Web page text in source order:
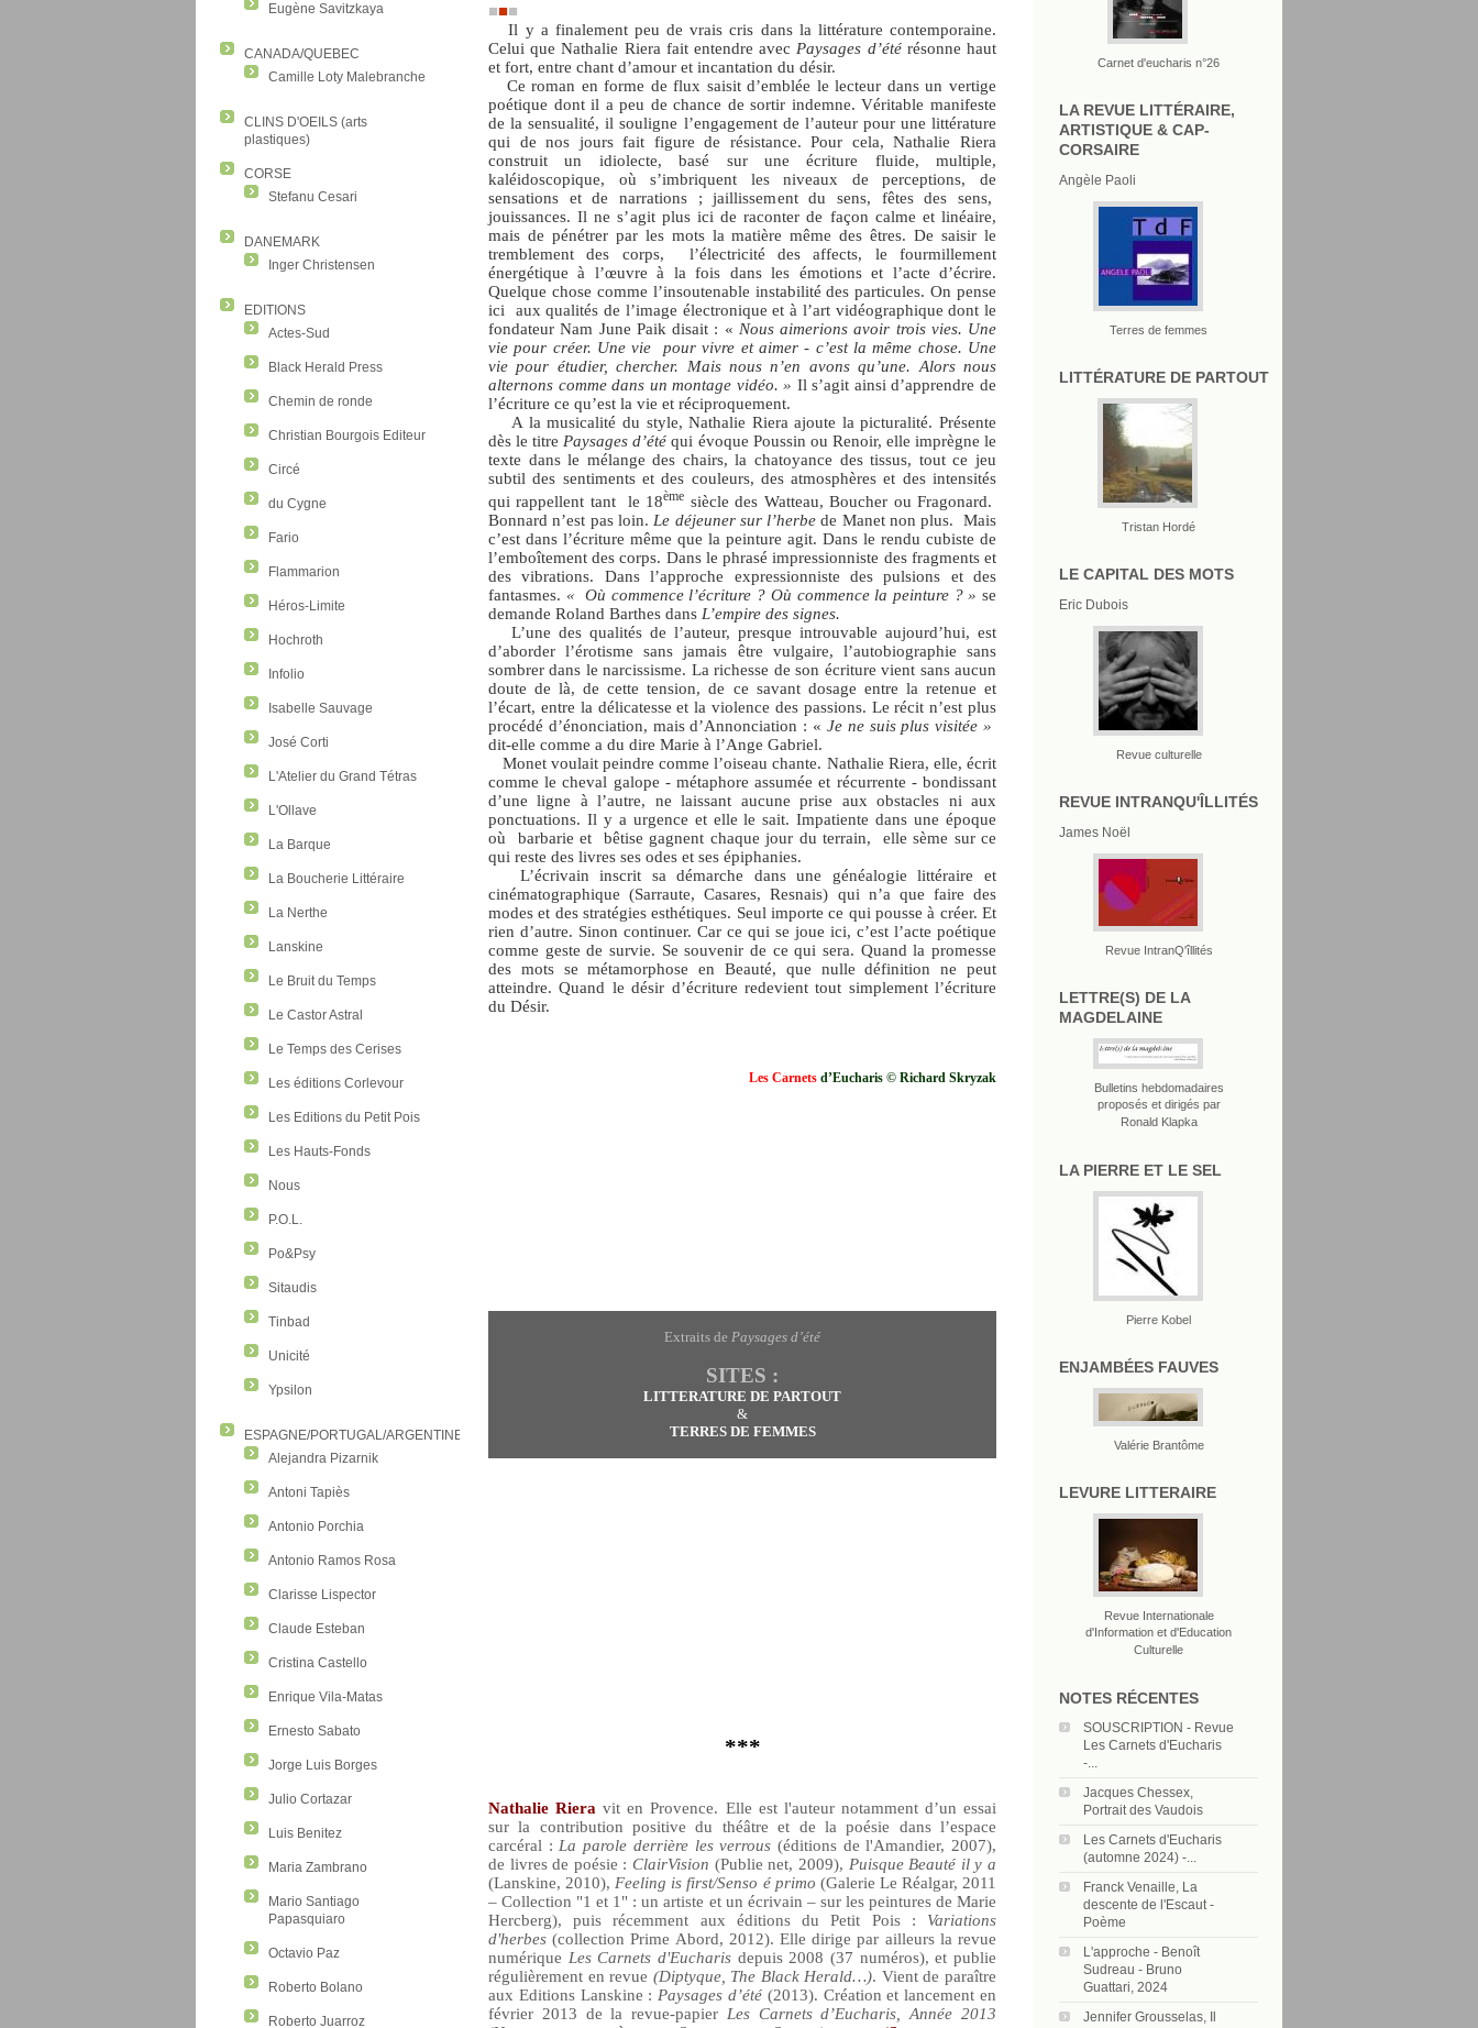
Eugène Savitzkaya
CANADA/QUEBEC
Camille Loty Malebranche
CLINS D'OEILS (arts
plastiques)
CORSE
Stefanu Cesari
DANEMARK
Inger Christensen
EDITIONS
Actes-Sud
Black Herald Press
Chemin de ronde
Christian Bourgois Editeur
Circé
du Cygne
Fario
Flammarion
Héros-Limite
Hochroth
Infolio
Isabelle Sauvage
José Corti
L'Atelier du Grand Tétras
L'Ollave
La Barque
La Boucherie Littéraire
La Nerthe
Lanskine
Le Bruit du Temps
Le Castor Astral
Le Temps des Cerises
Les éditions Corlevour
Les Editions du Petit Pois
Les Hauts-Fonds
Nous
P.O.L.
Po&Psy
Sitaudis
Tinbad
Unicité
Ypsilon
ESPAGNE/PORTUGAL/ARGENTINE/COLOMBIE
Alejandra Pizarnik
Antoni Tapiès
Antonio Porchia
Antonio Ramos Rosa
Clarisse Lispector
Claude Esteban
Cristina Castello
Enrique Vila-Matas
Ernesto Sabato
Jorge Luis Borges
Julio Cortazar
Luis Benitez
Maria Zambrano
Mario Santiago
Papasquiaro
Octavio Paz
Roberto Bolano
Roberto Juarroz
Carnet d'eucharis n°26
LA REVUE LITTÉRAIRE,
ARTISTIQUE & CAP-
CORSAIRE
Angèle Paoli
Terres de femmes
LITTÉRATURE DE PARTOUT
Tristan Hordé
LE CAPITAL DES MOTS
Eric Dubois
Revue culturelle
REVUE INTRANQU'ÎLLITÉS
James Noël
Revue IntranQ'îllités
LETTRE(S) DE LA
MAGDELAINE
Bulletins hebdomadaires
proposés et dirigés par
Ronald Klapka
LA PIERRE ET LE SEL
Pierre Kobel
ENJAMBÉES FAUVES
Valérie Brantôme
LEVURE LITTERAIRE
Revue Internationale
d'Information et d'Education
Culturelle
NOTES RÉCENTES
SOUSCRIPTION - Revue
Les Carnets d'Eucharis
-...
Jacques Chessex,
Portrait des Vaudois
Les Carnets d'Eucharis
(automne 2024) -...
Franck Venaille, La
descente de l'Escaut -
Poème
L'approche - Benoît
Sudreau - Bruno
Guattari, 2024
Jennifer Grousselas, Il
■■■
Il y a finalement peu de vrais cris dans la littérature contemporaine.
Celui que Nathalie Riera fait entendre avec Paysages d’été résonne haut
et fort, entre chant d’amour et incantation du désir.
Ce roman en forme de flux saisit d’emblée le lecteur dans un vertige
poétique dont il a peu de chance de sortir indemne. Véritable manifeste
de la sensualité, il souligne l’engagement de l’auteur pour une littérature
qui de nos jours fait figure de résistance. Pour cela, Nathalie Riera
construit un idiolecte, basé sur une écriture fluide, multiple,
kaléidoscopique, où s’imbriquent les niveaux de perceptions, de
sensations et de narrations ; jaillissement du sens, fêtes des sens,
jouissances. Il ne s’agit plus ici de raconter de façon calme et linéaire,
mais de pénétrer par les mots la matière même des êtres. De saisir le
tremblement des corps,
l’électricité des affects, le fourmillement
énergétique à l’œuvre à la fois dans les émotions et l’acte d’écrire.
Quelque chose comme l’insoutenable instabilité des particules. On pense
ici
aux qualités de l’image électronique et à l’art vidéographique dont le
fondateur Nam June Paik disait : « Nous aimerions avoir trois vies. Une
vie pour créer. Une vie
pour vivre et aimer - c’est la même chose. Une
vie pour étudier, chercher. Mais nous n’en avons qu’une. Alors nous
alternons comme dans un montage vidéo. » Il s’agit ainsi d’apprendre de
l’écriture ce qu’est la vie et réciproquement.
A la musicalité du style, Nathalie Riera ajoute la picturalité. Présente
dès le titre Paysages d’étéqui évoque Poussin ou Renoir, elle imprègne le
texte dans le mélange des chairs, la chatoyance des tissus, tout ce jeu
subtil des sentiments et des couleurs, des atmosphères et des intensités
qui rappellent tant
le 18ème siècle des Watteau, Boucher ou Fragonard.
Bonnard n’est pas loin. Le déjeuner sur l’herbede Manet non plus.
Mais
c’est dans l’écriture même que la peinture agit. Dans le rendu cubiste de
l’emboîtement des corps. Dans le phrasé impressionniste des fragments et
des vibrations. Dans l’approche expressionniste des pulsions et des
fantasmes. « Où commence l’écriture ? Où commence la peinture ? » se
demande Roland Barthes dans L’empire des signes.
L’une des qualités de l’auteur, presque introuvable aujourd’hui, est
d’aborder l’érotisme sans jamais être vulgaire, l’autobiographie sans
sombrer dans le narcissisme. La richesse de son écriture vient sans aucun
doute de là, de cette tension, de ce savant dosage entre la retenue et
l’écart, entre la délicatesse et la violence des passions. Le récit n’est plus
procédé d’énonciation, mais d’Annonciation : « Je ne suis plus visitée »
dit-elle comme a du dire Marie à l’Ange Gabriel.
Monet voulait peindre comme l’oiseau chante. Nathalie Riera, elle, écrit
comme le cheval galope - métaphore assumée et récurrente - bondissant
d’une ligne à l’autre, ne laissant aucune prise aux obstacles ni aux
ponctuations. Il y a urgence et elle le sait. Impatiente dans une époque
où
barbarie et bêtise gagnent chaque jour du terrain,
elle sème sur ce
qui reste des livres ses odes et ses épiphanies.
L’écrivain inscrit sa démarche dans une généalogie littéraire et
cinématographique (Sarraute, Casares, Resnais) qui n’a que faire des
modes et des stratégies esthétiques. Seul importe ce qui pousse à créer. Et
rien d’autre. Sinon continuer. Car ce qui se joue ici, c’est l’acte poétique
comme geste de survie. Se souvenir de ce qui sera. Quand la promesse
des mots se métamorphose en Beauté, que nulle définition ne peut
atteindre. Quand le désir d’écriture redevient tout simplement l’écriture
du Désir.
Les Carnets d’Eucharis © Richard Skryzak
Extraits de Paysages d’été
SITES :
LITTERATURE DE PARTOUT
&
TERRES DE FEMMES
***
Nathalie Rieravit en Provence. Elle est l'auteur notamment d’un essai
sur la contribution positive du théâtre et de la poésie dans l’espace
carcéral : La parole derrière les verrous (éditions de l'Amandier, 2007),
de livres de poésie : ClairVision (Publie net, 2009), Puisque Beauté il y a
(Lanskine, 2010), Feeling is first/Senso é primo (Galerie Le Réalgar, 2011
–Collection "1 et 1" : un artiste et un écrivain – sur les peintures de Marie
Hercberg), puis récemment aux éditions du Petit Pois : Variations
d'herbes (collection Prime Abord, 2012). Elle dirige par ailleurs la revue
numérique Les Carnets d'Eucharis depuis 2008 (37 numéros), et publie
régulièrement en revue (Diptyque, The Black Herald…). Vient de paraître
aux Editions Lanskine : Paysages d’été (2013). Création et lancement en
février 2013 de la revue-papier Les Carnets d’Eucharis, Année 2013